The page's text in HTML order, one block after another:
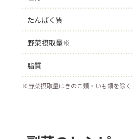
たんぱく質
野菜摂取量※
脂質
※野菜摂取量はきのこ類・いも類を除く